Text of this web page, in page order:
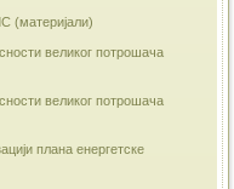
(материјали)
великог потрошача
великог потрошача
плана енергетске